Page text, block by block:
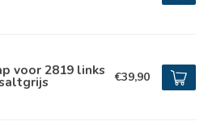
voor 2819 links €39,90